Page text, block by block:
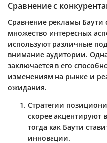
Сравнение с
Сравнение рекламы Баути
множество интересных
используют различные
внимание аудитории.
заключается в его
изменениям на рынке и
ожидания.
Стратегии
скорее акцентируют
тогда как Баути
инновации.